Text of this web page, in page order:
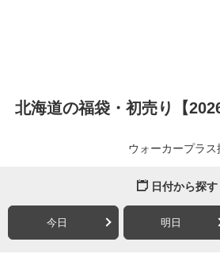
北海道の福袋・初売り【
ウォーカープラ
日付から探す
今日 明日